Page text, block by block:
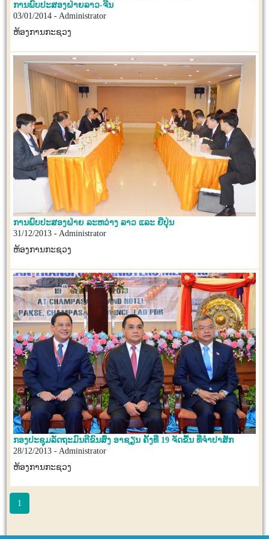
ການພົບປະສອງຝ່າຍລາວ-ຈີນ
03/01/2014 - Administrator
ຫ້ອງການກະຊວງ
ການພົບປະສອງຝ່າຍ ລະຫວ່າງ ລາວ ແລະ ຍີ່ປຸ່ນ
31/12/2013 - Administrator
ຫ້ອງການກະຊວງ
ກອງປະຊຸມລັດຖະມົນຕີຂົນສົ່ງ ອາຊຽນ ຄັ້ງທີ່ 19 ຈັດຂື້ນ ທີ່ຈຳປາສັກ
28/12/2013 - Administrator
ຫ້ອງການກະຊວງ
1